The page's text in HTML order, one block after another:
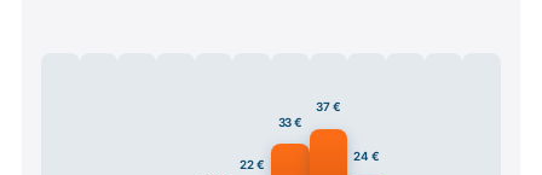
22 €
33 €
37 €
24 €